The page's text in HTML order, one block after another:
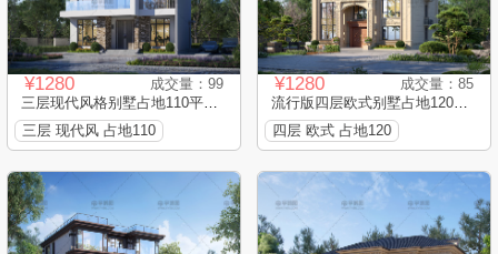
¥1280
成交量：99
三层现代风格别墅占地110平框...
三层 现代风 占地110
¥1280
成交量：85
流行版四层欧式别墅占地120平...
四层 欧式 占地120